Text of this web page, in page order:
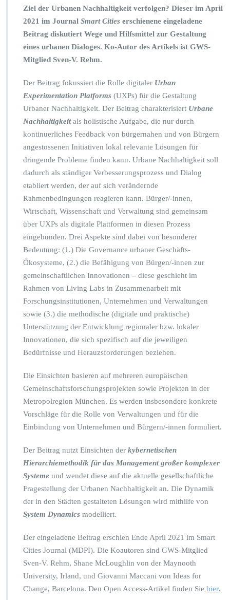
Ziel der Urbanen Nachhaltigkeit verfolgen? Dieser im April
2021 im Journal Smart Cities erschienene eingeladene
Beitrag diskutiert Wege und Hilfsmittel zur Gestaltung
eines urbanen Dialoges. Ko-Autor des Artikels ist GWS-
Mitglied Sven-V. Rehm.
Der Beitrag fokussiert die Rolle digitaler Urban
Experimentation Platforms (UXPs) für die Gestaltung
Urbaner Nachhaltigkeit. Der Beitrag charakterisiert Urbane
Nachhaltigkeitals holistische Aufgabe, die nur durch
kontinuerliches Feedback von bürgernahen und von Bürgern
angestossenen Initiativen lokal relevante Lösungen für
dringende Probleme finden kann. Urbane Nachhaltigkeit soll
dadurch als ständiger Verbesserungsprozess und Dialog
etabliert werden, der auf sich verändernde
Rahmenbedingungen reagieren kann. Bürger/-innen,
Wirtschaft, Wissenschaft und Verwaltung sind gemeinsam
über UXPs als digitale Plattformen in diesen Prozess
eingebunden. Drei Aspekte sind dabei von besonderer
Bedeutung: (1.) Die Governance urbaner Geschäfts-
Ökosysteme, (2.) die Befähigung von Bürgen/-innen zur
gemeinschaftlichen Innovationen – diese geschieht im
Rahmen von Living Labs in Zusammenarbeit mit
Forschungsinstitutionen, Unternehmen und Verwaltungen
sowie (3.) die methodische (digitale und praktische)
Unterstützung der Entwicklung regionaler bzw. lokaler
Innovationen, die sich spezifisch auf die jeweiligen
Bedürfnisse und Herauzsforderungen beziehen.
Die Einsichten basieren auf mehreren europäischen
Gemeinschaftsforschungsprojekten sowie Projekten in der
Metropolregion München. Es werden insbesondere konkrete
Vorschläge für die Rolle von Verwaltungen und für die
Einbindung von Unternehmen und Bürgern/-innen formuliert.
Der Beitrag nutzt Einsichten der kybernetischen
Hierarchiemethodik für das Management großer komplexer
Systeme und wendet diese auf die aktuelle gesellschaftliche
Fragestellung der Urbanen Nachhaltigkeit an. Die Dynamik
der in den Städten gestalteten Lösungen wird mithilfe von
System Dynamics modelliert.
Der eingeladene Beitrag erschien Ende April 2021 im Smart
Cities Journal (MDPI). Die Koautoren sind GWS-Mitglied
Sven-V. Rehm, Shane McLoughlin von der Maynooth
University, Irland, und Giovanni Maccani von Ideas for
Change, Barcelona. Den Open Access-Artikel finden Sie hier.